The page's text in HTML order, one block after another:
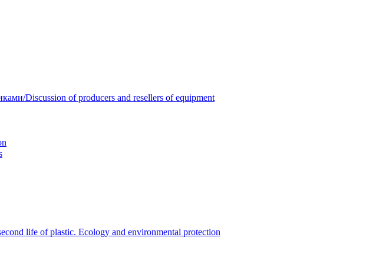
Discussion of producers and resellers of equipment
life of plastic. Ecology and environmental protection